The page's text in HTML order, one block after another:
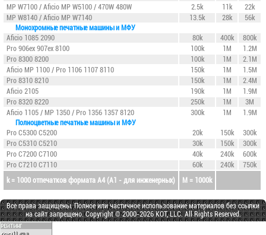
MP W7100 / Aficio MP W5100 / 470W 480W 2.5k 11k
22k
MP W8140 / Aficio MP W7140 13.5k 28k 56k
Монохромные печатные машины и МФУ
Aficio 1085 2090
80k 400k
800k
Pro 906ex 907ex 8100
100k 1M
1.2M
Pro 8300 8200 100k 1M
2.1M
Aficio MP 1100 / Pro 1106 1107 8110
150k 1M
1.5M
Pro 8310 8210 150k 1M
2.4M
Aficio 2105
190k 1M
1.9M
Pro 8320 8220 250k 1M
3M
Aficio 1105 / MP 1350 / Pro 1356 1357 8120
300k 1M
1.9M
Полноцветные печатные машины и МФУ
Pro C5300 C5200 20k 150k
300k
Pro C5310 C5210 30k 150k
300k
Pro C7200 C7100 40k 240k 600k
Pro C7210 C7110 60k 240k 750k
k = 1000 отпечатков формата A4 (А1 - для инженерных)
M = 1000k
Все права защищены. Полное или частичное использование материалов без ссылки
на сайт запрещено. Copyright © 2000-2026 KOT, LLC. All Rights Reserved.